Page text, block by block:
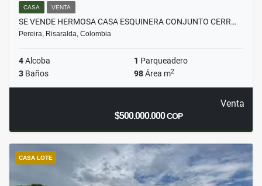
CASA VENTA
SE VENDE HERMOSA CASA ESQUINERA CONJUNTO CERR…
Pereira, Risaralda, Colombia
4Alcoba 1 Parqueadero
3 Baños 98Área m2
Venta
$500.000.000COP
CASA LOTE